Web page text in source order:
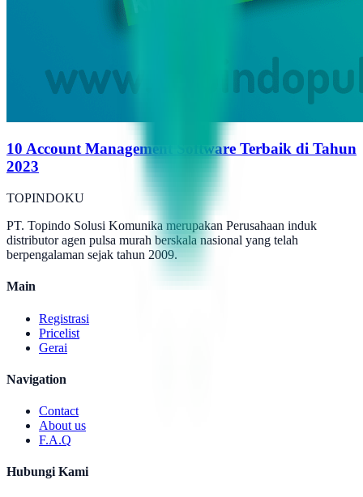
10 Account Management Software Terbaik di Tahun
2023
TOPINDOKU
PT. Topindo Solusi Komunika merupakan Perusahaan induk
distributor agen pulsa murah berskala nasional yang telah
berpengalaman sejak tahun 2009.
Main
Registrasi
Pricelist
Gerai
Navigation
Contact
About us
F.A.Q
Hubungi Kami